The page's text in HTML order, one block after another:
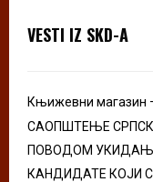
r
VESTI IZ SKD-A
Књижевни магазин
САОПШТЕЊЕ
ПОВОДОМ
КАНДИДАТЕ КОЈИ